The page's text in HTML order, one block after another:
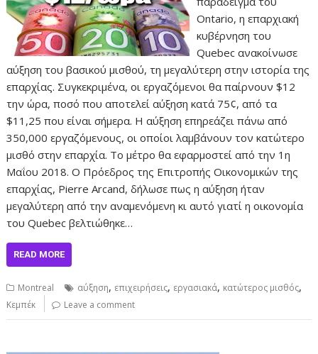
Ontario, η επαρχιακή
κυβέρνηση του
Quebec ανακοίνωσε
αύξηση του βασικού μισθού, τη μεγαλύτερη στην ιστορία της
επαρχίας. Συγκεκριμένα, οι εργαζόμενοι θα παίρνουν $12
την ώρα, ποσό που αποτελεί αύξηση κατά 75¢, από τα
$11,25 που είναι σήμερα. Η αύξηση επηρεάζει πάνω από
350,000 εργαζόμενους, οι οποίοι λαμβάνουν τον κατώτερο
μισθό στην επαρχία. Το μέτρο θα εφαρμοστεί από την 1η
Μαΐου 2018. Ο Πρόεδρος της Επιτροπής Οικονομικών της
επαρχίας, Pierre Arcand, δήλωσε πως η αύξηση ήταν
μεγαλύτερη από την αναμενόμενη κι αυτό γιατί η οικονομία
του Quebec βελτιώθηκε…
READ MORE
Montreal αύξηση, επιχειρήσεις, εργασιακά, κατώτερος μισθός,
Κεμπέκ Leave a comment